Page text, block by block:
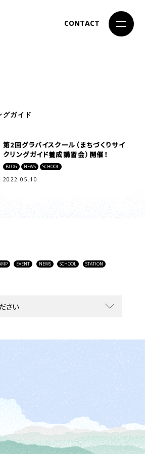
CONTACT
グガイド
第2回グラバイスクール（まちづくりサイ
クリングガイド養成講習会）開催！
BLOG NEWS SCHOOL
2022.05.10
EVENT NEWS SCHOOL STATION